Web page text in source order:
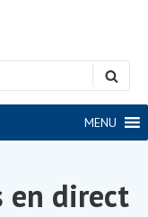
MENU
en direct